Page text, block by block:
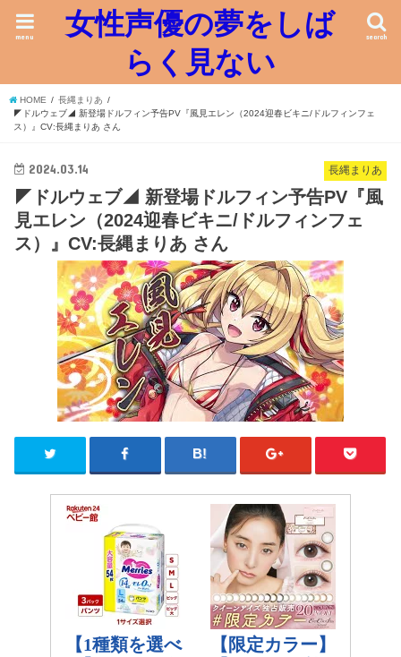
女性声優の夢をしば
らく見ない
search
menu
HOME
長縄まりあ
◤ドルウェブ◢ 新登場ドルフィン予告PV『風見エレン（2024迎春ビキニ/ドルフィンフェ
ス）』CV:長縄まりあ さん
長縄まりあ
2024.03.14
◤ドルウェブ◢ 新登場ドルフィン予告PV『風
見エレン（2024迎春ビキニ/ドルフィンフェ
ス）』CV:長縄まりあ さん